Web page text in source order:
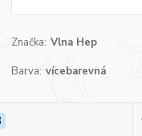
Značka: Vlna Hep
Barva: vícebarevná